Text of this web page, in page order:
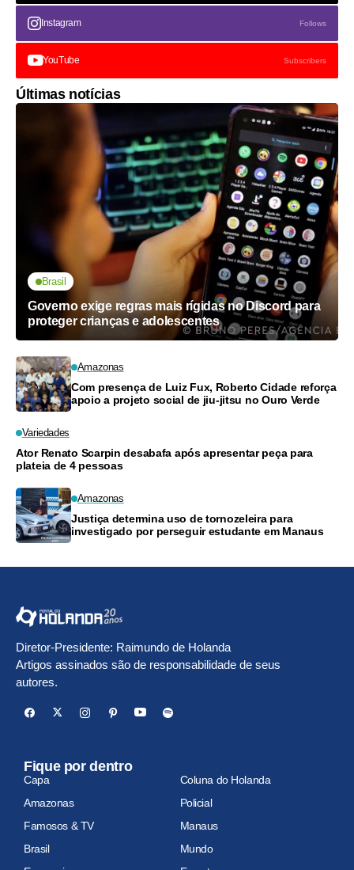
Instagram Follows
YouTube Subscribers
Últimas notícias
Brasil
Governo exige regras mais rígidas no Discord para
proteger crianças e adolescentes
Amazonas
Com presença de Luiz Fux, Roberto Cidade reforça
apoio a projeto social de jiu-jitsu no Ouro Verde
Variedades
Ator Renato Scarpin desabafa após apresentar peça para
plateia de 4 pessoas
Amazonas
Justiça determina uso de tornozeleira para
investigado por perseguir estudante em Manaus
Diretor-Presidente: Raimundo de Holanda
Artigos assinados são de responsabilidade de seus
autores.
Fique por dentro
Capa
Coluna do Holanda
Amazonas
Policial
Famosos & TV
Manaus
Brasil
Mundo